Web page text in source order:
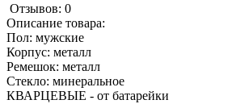
Отзывов: 0
Описание товара:
Пол: мужские
Корпус: металл
Ремешок: металл
Стекло: минеральное
КВАРЦЕВЫЕ - от батарейки